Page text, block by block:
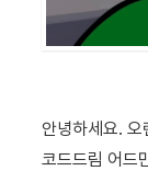
안녕하세요.
코드드림 어드